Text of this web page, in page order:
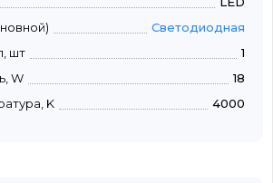
Светодиодная
шт
1
W
18
K
4000